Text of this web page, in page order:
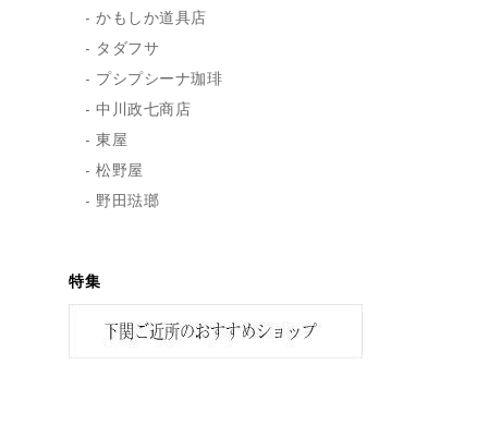
かもしか道具店
タダフサ
プシプシーナ珈琲
中川政七商店
東屋
松野屋
野田琺瑯
特集